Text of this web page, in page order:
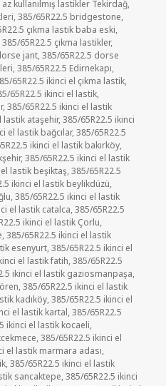
kullanılmış lastikler Tekirdağ,
,385/65R22.5 bridgestone,
çıkma lastik baba eski,
385/65R22.5 çıkma lastikler,
jant,385/65R22.5 dorse
,385/65R22.5 Edirnekapı,
65R22.5 ikinci el çıkma lastik,
65R22.5 ikinci el lastik,
,385/65R22.5 ikinci el lastik
lastik ataşehir,385/65R22.5 ikinci
el lastik bağcılar,385/65R22.5
ikinci el lastik bakırköy,
,385/65R22.5 ikinci el lastik
lastik beşiktaş,385/65R22.5
ikinci el lastik beylikdüzü,
,385/65R22.5 ikinci el lastik
el lastik catalca,385/65R22.5
ikinci el lastik Çorlu,
,385/65R22.5 ikinci el lastik
esenyurt,385/65R22.5 ikinci el
el lastik fatih,385/65R22.5
ikinci el lastik gaziosmanpaşa,
,385/65R22.5 ikinci el lastik
kadıköy,385/65R22.5 ikinci el
el lastik kartal,385/65R22.5
ikinci el lastik kocaeli,
,385/65R22.5 ikinci el
el lastik marmara adası,
,385/65R22.5 ikinci el lastik
sancaktepe,385/65R22.5 ikinci